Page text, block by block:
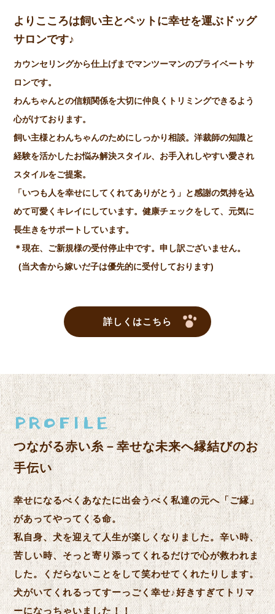
よりこころは飼い主とペットに幸せを運ぶドッグ
サロンです♪
カウンセリングから仕上げまでマンツーマンのプライベートサ
ロンです。
わんちゃんとの信頼関係を大切に仲良くトリミングできるよう
心がけております。
飼い主様とわんちゃんのためにしっかり相談。洋裁師の知識と
経験を活かしたお悩み解決スタイル、お手入れしやすい愛され
スタイルをご提案。
「いつも人を幸せにしてくれてありがとう」と感謝の気持を込
めて可愛くキレイにしています。健康チェックをして、元気に
長生きをサポートしています。
＊現在、ご新規様の受付停止中です。申し訳ございません。
(当犬舎から嫁いだ子は優先的に受付しております)
詳しくはこちら
PROFILE
つながる赤い糸－幸せな未来へ縁結びのお
手伝い
幸せになるべくあなたに出会うべく私達の元へ「ご縁」
があってやってくる命。
私自身、犬を迎えて人生が楽しくなりました。辛い時、
苦しい時、そっと寄り添ってくれるだけで心が救われま
した。くだらないことをして笑わせてくれたりします。
犬がいてくれるってすーっごく幸せ♪好きすぎてトリマ
ーになっちゃいました！！